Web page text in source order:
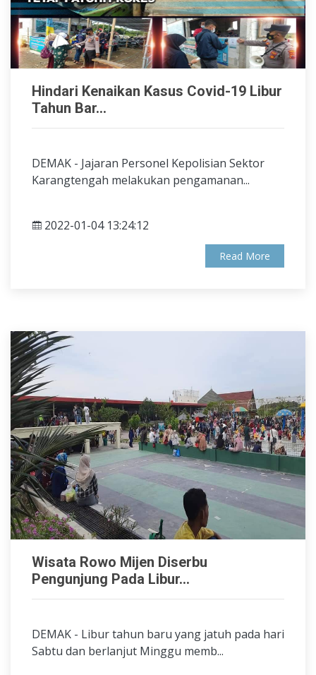
Hindari Kenaikan Kasus Covid-19 Libur
Tahun Bar...
DEMAK - Jajaran Personel Kepolisian Sektor
Karangtengah melakukan pengamanan...
2022-01-04 13:24:12
Read More
Wisata Rowo Mijen Diserbu
Pengunjung Pada Libur...
DEMAK - Libur tahun baru yang jatuh pada hari
Sabtu dan berlanjut Minggu memb...